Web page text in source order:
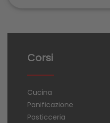
Corsi
Cucina
Panificazione
Pasticceria